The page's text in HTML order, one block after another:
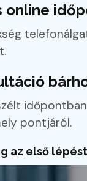
online
pontjáról.
az első